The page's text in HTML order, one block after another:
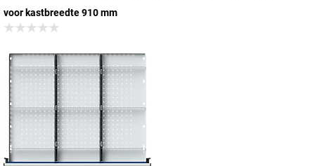
voor kastbreedte 910 mm